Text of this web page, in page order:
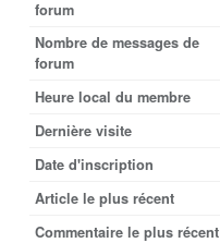
forum
Nombre de messages de
forum
Heure local du membre
Dernière visite
Date d'inscription
Article le plus récent
Commentaire le plus récent